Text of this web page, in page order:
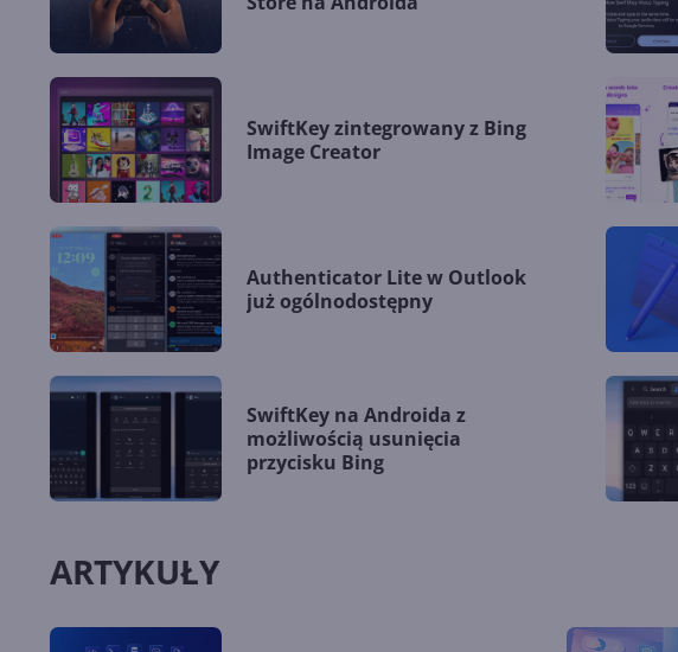
SwiftKey zintegrowany z Bing
Image Creator
Authenticator Lite w Outlook
już ogólnodostępny
SwiftKey na Androida z
możliwością usunięcia
przycisku Bing
ARTYKUŁY